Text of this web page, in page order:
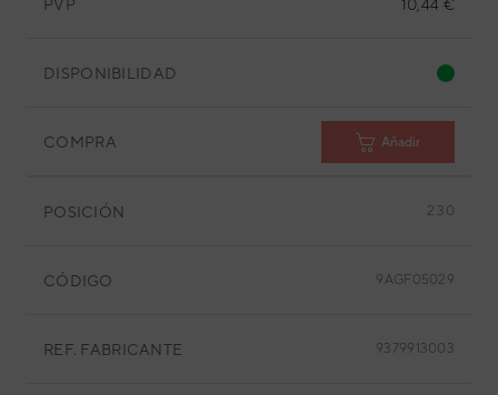
PVP 10,44 €
DISPONIBILIDAD
COMPRA Añadir
POSICIÓN 2.30
CÓDIGO 9AGF05029
REF. FABRICANTE 9379913003